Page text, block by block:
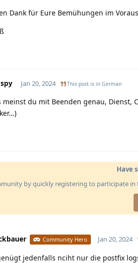
Dank für Eure Bemühungen im
Jan 20, 2024 This post is in German
meinst du mit Beenden genau, Dienst,
Have
by quickly registering to participate
Community Hero Jan 20, 2024
jedenfalls nciht nur die postfix